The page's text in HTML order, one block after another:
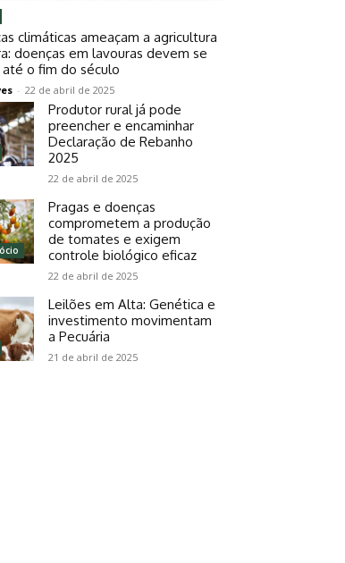
climáticas ameaçam a agricultura
doenças em lavouras devem se
até o fim do século
- 22 de abril de 2025
Produtor rural já pode
preencher e encaminhar
Declaração de Rebanho
2025
22 de abril de 2025
Pragas e doenças
comprometem a produção
de tomates e exigem
controle biológico eficaz
22 de abril de 2025
Leilões em Alta: Genética e
investimento movimentam
a Pecuária
21 de abril de 2025